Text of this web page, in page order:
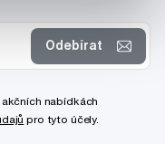
Odebírat
nabídkách
pro tyto účely.